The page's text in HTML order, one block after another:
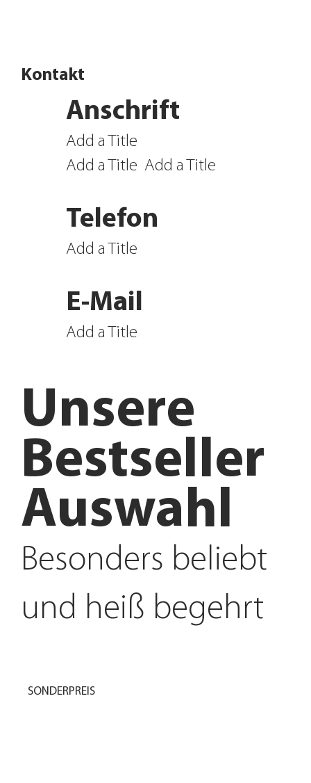
SONDERPREIS
Bestseller
Auswahl
Unsere
Besonders beliebt
und heiß begehrt
Kontakt
Add a Title
Telefon
Add a Title
E-Mail
Add a Title
Add a Title
Add a Title
Anschrift